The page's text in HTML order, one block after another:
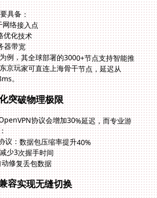
具备：
网络接入点
优化技术
器带宽
为例，其全球部署的3000+节点支持智能推
荐最优线路，东京玩家可直连上海骨干节点，延迟从
。
突破物理极限
协议会增加30%延迟，而专业游
议：数据包压缩率提升40%
少3次握手时间
动修复丢包数据
容实现无缝切换